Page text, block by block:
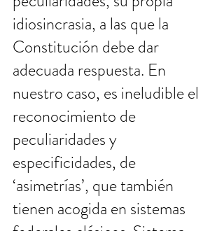
idiosincrasia, a las que la
Constitución debe dar
adecuada respuesta. En
nuestro caso, es ineludible el
reconocimiento de
peculiaridades y
especificidades, de
‘asimetrías’, que también
tienen acogida en sistemas